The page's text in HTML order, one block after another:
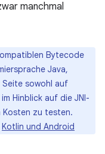
manchmal
Bytecode
Java,
Seite sowohl auf
Hinblick auf die JNI-
zu testen.
Kotlin und Android